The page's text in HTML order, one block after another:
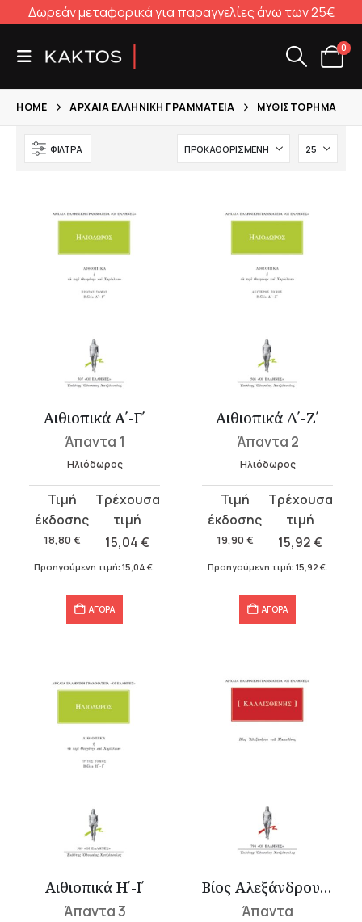
Δωρεάν μεταφορικά για παραγγελίες άνω των 25€
0
HOME ΑΡΧΑΊΑ ΕΛΛΗΝΙΚΉ ΓΡΑΜΜΑΤΕΊΑ ΜΥΘΙΣΤΌΡΗΜΑ
ΦΊΛΤΡΑ
Αιθιοπικά Α΄-Γ΄
Άπαντα 1
Ηλιόδωρος
18,80 €
Original
price
was:
18,80 €.
15,04€
τρέχουσα
τιμή
Προηγούμενη τιμή: 15,04 €
ΑΓΟΡΑ
Αιθιοπικά Δ΄-Ζ΄
Άπαντα 2
Ηλιόδωρος
19,90 €
Original
price
was:
19,90 €.
15,92€
τρέχουσα
τιμή
Προηγούμενη τιμή: 15,92 €.
ΑΓΟΡΑ
Αιθιοπικά Η΄-Ι΄
Άπαντα 3
Βίος Αλεξάνδρου του Μακεδόνος
Άπαντα